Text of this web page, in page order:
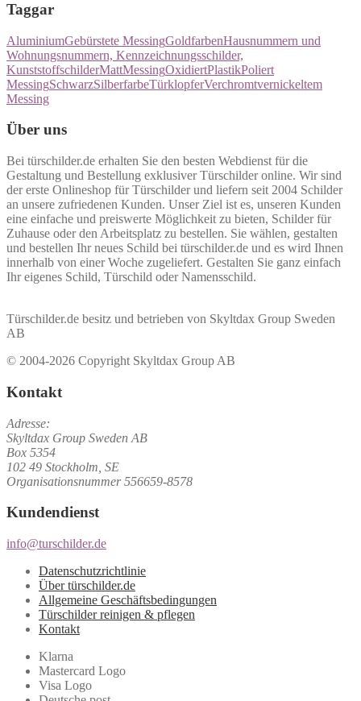
Taggar
AluminiumGebürstete MessingGoldfarbenHausnummern und
Wohnungsnummern, Kennzeichnungsschilder,
KunststoffschilderMattMessingOxidiertPlastikPoliert
MessingSchwarzSilberfarbeTürklopferVerchromtvernickeltem
Messing
Über uns
Bei türschilder.de erhalten Sie den besten Webdienst für die
Gestaltung und Bestellung exklusiver Türschilder online. Wir sind
der erste Onlineshop für Türschilder und liefern seit 2004 Schilder
an unsere zufriedenen Kunden. Unser Ziel ist es, unseren Kunden
eine einfache und preiswerte Möglichkeit zu bieten, Schilder für
Zuhause oder den Arbeitsplatz zu bestellen. Sie wählen, gestalten
und bestellen Ihr neues Schild bei türschilder.de und es wird Ihnen
innerhalb von einer Woche zugeliefert. Gestalten Sie ganz einfach
Ihr eigenes Schild, Türschild oder Namensschild.
Türschilder.de besitz und betrieben von Skyltdax Group Sweden
AB
© 2004-2026 Copyright Skyltdax Group AB
Kontakt
Adresse:
Skyltdax Group Sweden AB
Box 5354
102 49 Stockholm, SE
Organisationsnummer 556659-8578
Kundendienst
info@turschilder.de
Datenschutzrichtlinie
Über türschilder.de
Allgemeine Geschäftsbedingungen
Türschilder reinigen & pflegen
Kontakt
Klarna
Mastercard Logo
Visa Logo